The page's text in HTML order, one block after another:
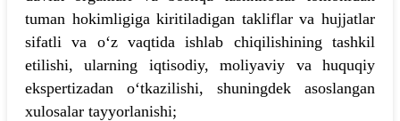
tuman hokimligiga kiritiladigan takliflar va hujjatlar
sifatli va o‘z vaqtida ishlab chiqilishining tashkil
etilishi, ularning iqtisodiy, moliyaviy va huquqiy
ekspertizadan o‘tkazilishi, shuningdek asoslangan
xulosalar tayyorlanishi;